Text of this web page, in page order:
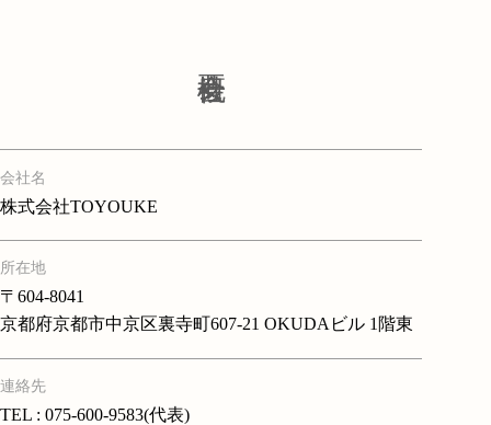
会社名
株式会社TOYOUKE
所在地
〒604-8041
京都府京都市中京区裏寺町607-21 OKUDAビル 1階東
連絡先
TEL : 075-600-9583(代表)